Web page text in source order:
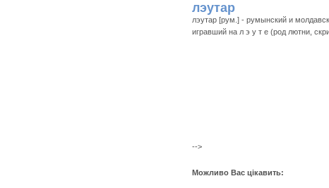
лэутар
лэутар [рум.] - румынский и
игравший на л э у т е (род лютни,
-->
Можливо Вас цікавить: